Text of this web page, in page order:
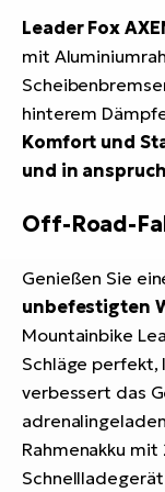
Leader Fox
mit
hinterem
Komfort und
und in
Off-Road-
Genießen Sie
unbefestigten
Mountainbike
Schläge perfekt,
verbessert das
Rahmenakku